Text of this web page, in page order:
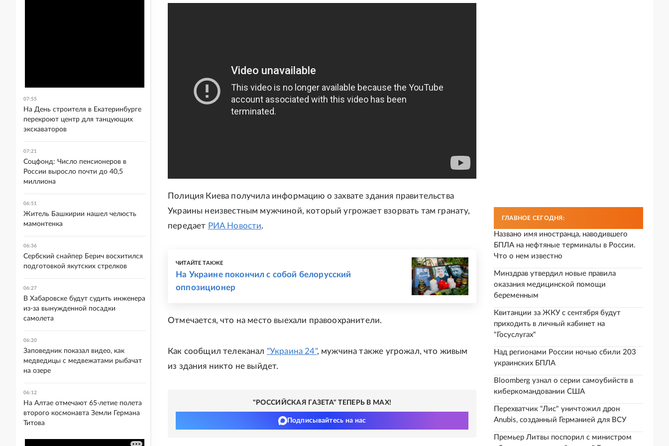
Полиция Киева получила информацию о захвате здания правительства
Украины неизвестным мужчиной, который угрожает взорвать там гранату,
передает РИА Новости.
ЧИТАЙТЕ ТАКЖЕ
На Украине покончил с собой белорусский
оппозиционер
Отмечается, что на место выехали правоохранители.
Как сообщил телеканал "Украина 24", мужчина также угрожал, что живым
из здания никто не выйдет.
"РОССИЙСКАЯ ГАЗЕТА" ТЕПЕРЬ В MAX!
Подписывайтесь на нас
ГЛАВНОЕ СЕГОДНЯ:
Названо имя иностранца, наводившего
БПЛА на нефтяные терминалы в России.
Что о нем известно
Минздрав утвердил новые правила
оказания медицинской помощи
беременным
Квитанции за ЖКУ с сентября будут
приходить в личный кабинет на
"Госуслугах"
Над регионами России ночью сбили 203
украинских БПЛА
Bloomberg узнал о серии самоубийств в
киберкомандовании США
Перехватчик "Лис" уничтожил дрон
Anubis, созданный Германией для ВСУ
Премьер Литвы поспорил с министром
07:55
На День строителя в Екатеринбурге
перекроют центр для танцующих
экскаваторов
07:21
Соцфонд: Число пенсионеров в
России выросло почти до 40,5
миллиона
06:51
Житель Башкирии нашел челюсть
мамонтенка
06:36
Сербский снайпер Берич восхитился
подготовкой якутских стрелков
06:27
В Хабаровске будут судить инженера
из-за вынужденной посадки
самолета
06:20
Заповедник показал видео, как
медведицы с медвежатами рыбачат
на озере
06:12
На Алтае отмечают 65-летие полета
второго космонавта Земли Германа
Титова